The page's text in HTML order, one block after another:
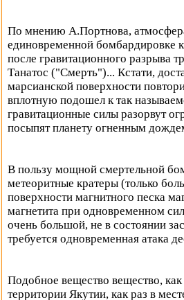
По мнению А.Портнова,
единовременной бомбардировке
после гравитационного разрыва
Танатос ("Смерть")... Кстати,
марсианской поверхности
вплотную подошел к так
гравитационные силы разорвут
посыпят планету огненным
В пользу мощной смертельной
метеоритные кратеры (только
поверхности магнитного песка
магнетита при одновременном
очень большой, не в состоянии
требуется одновременная атака
Подобное вещество вещество,
территории Якутии, как раз в